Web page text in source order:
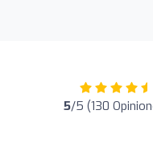
5/5 (130